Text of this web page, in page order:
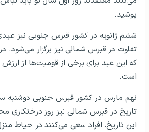
بیمه و تسهیلات درمانی برای
خدمات بانکی و مالی در قبرس
پوشید.
ششم ژانویه در کشور قبرس جنوبی نیز
تفاوت در قبرس شمالی نیز برگزار می‌شود.
که این عید برای برخی از قومیت‌ها از ارزش
است.
نهم مارس در کشور قبرس جنوبی دوشنبه
تاریخ در قبرس شمالی نیز روز درختکاری
این تاریخ، افراد سعی می‌کنند در حیاط